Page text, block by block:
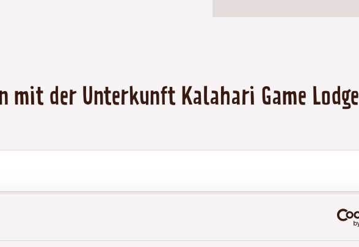
mit der Unterkunft Kalahari Game Lodge